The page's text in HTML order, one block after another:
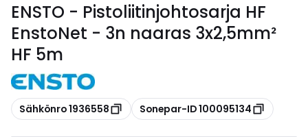
ENSTO - Pistoliitinjohtosarja HF
EnstoNet - 3n naaras 3x2,5mm²
HF 5m
Kopioi
Sähkönro 1936558 Kopioi
Sonepar-ID 100095134